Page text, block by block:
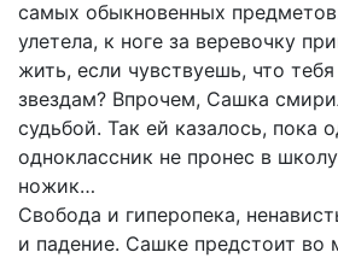
самых обыкновенных
улетела, к ноге за веревочку
жить, если чувствуешь, что
звездам? Впрочем, Сашка
судьбой. Так ей казалось, пока
одноклассник не пронес в
ножик…
Свобода и гиперопека,
и падение. Сашке предстоит во